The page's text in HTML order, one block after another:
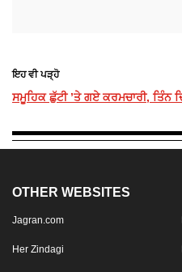
ਇਹ ਵੀ ਪੜ੍ਹੋ
ਸਮੂਹਿਕ ਛੁੱਟੀ ’ਤੇ ਗਏ ਕਰਮਚਾਰੀ, ਤਿੰਨ
OTHER WEBSITES
Jagran.com
Her Zindagi